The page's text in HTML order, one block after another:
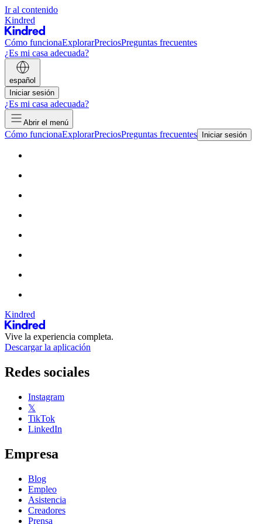
Ir al contenido
Kindred
Cómo funcionaExplorarPreciosPreguntas frecuentes
¿Es mi casa adecuada?
español
Iniciar sesión
¿Es mi casa adecuada?
Abrir el menú
Cómo funcionaExplorarPreciosPreguntas frecuentes Iniciar sesión
Kindred
Vive la experiencia completa.
Descargar la aplicación
Redes sociales
Instagram
𝕏
TikTok
LinkedIn
Empresa
Blog
Empleo
Asistencia
Creadores
Prensa